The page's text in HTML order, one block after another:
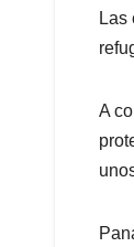
Las
A